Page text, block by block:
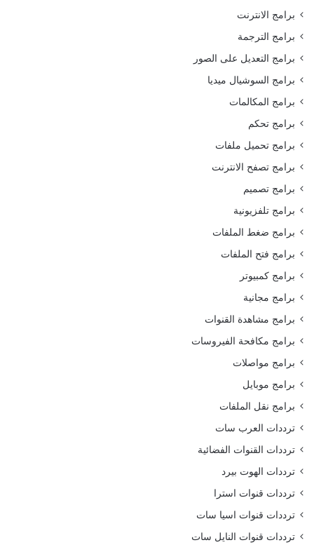
برامج الانترنت
برامج الترجمة
برامج التعديل على الصور
برامج السوشيال ميديا
برامج المكالمات
برامج تحكم
برامج تحميل ملفات
برامج تصفح الانترنت
برامج تصميم
برامج تلفزيونية
برامج ضغط الملفات
برامج فتح الملفات
برامج كمبيوتر
برامج مجانية
برامج مشاهدة القنوات
برامج مكافحة الفيروسات
برامج مواصلات
برامج موبايل
برامج نقل الملفات
ترددات العرب سات
ترددات القنوات الفضائية
ترددات الهوت بيرد
ترددات قنوات استرا
ترددات قنوات اسيا سات
ترددات قنوات النايل سات